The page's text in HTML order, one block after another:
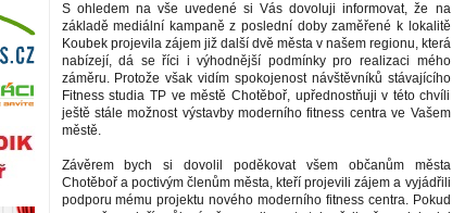
S ohledem na vše uvedené si Vás dovoluji informovat, že na
základě mediální kampaně z poslední doby zaměřené k lokalitě
Koubek projevila zájem již další dvě města v našem regionu, která
nabízejí, dá se říci i výhodnější podmínky pro realizaci mého
záměru. Protože však vidím spokojenost návštěvníků stávajícího
Fitness studia TP ve městě Chotěboř, upřednostňuji v této chvíli
ještě stále možnost výstavby moderního fitness centra ve Vašem
městě.
Závěrem bych si dovolil poděkovat všem občanům města
Chotěboř a poctivým členům města, kteří projevili zájem a vyjádřili
podporu mému projektu nového moderního fitness centra. Pokud